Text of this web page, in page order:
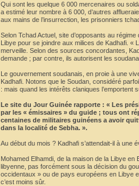
Qui sont les quelque 6 000 mercenaires ou
a estimé leur nombre à 6 000, d’autres
aux mains de l’insurrection, les prisonniers
Selon Tchad Actuel, site d’opposants au
Libye pour se joindre aux milices de Kadhafi. «
merveille. Selon des sources concordantes,
demande ; par contre, ils autorisent les
Le gouvernement soudanais, en proie à une
Kadhafi. Notons que le Soudan, considéré
: mais quand les intérêts claniques
Le site du Jour Guinée rapporte : « Les
par les « émissaires » du guide ; tous ont
centaines de militaires guinéens a avoir
dans la localité de Sebha. ».
Au début du mois ? Kadhafi s’attendait-il à une
Mohamed Elhamdi, de la maison de la Libye
libyenne, pas forcément sous la décision du
occidentaux » ou de pays européens en Libye
c’est moins sûr.